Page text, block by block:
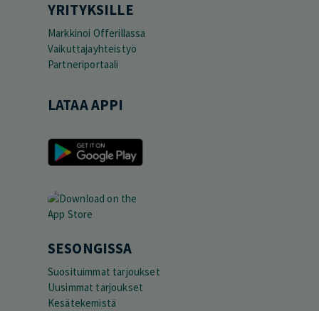
YRITYKSILLE
Markkinoi Offerillassa
Vaikuttajayhteistyö
Partneriportaali
LATAA APPI
SESONGISSA
Suosituimmat tarjoukset
Uusimmat tarjoukset
Kesätekemistä